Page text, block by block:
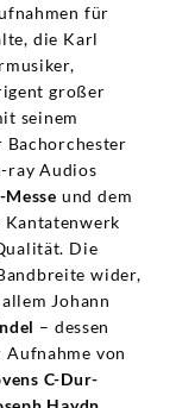
für
die Karl
großer
seinem
Bachorchester
ray Audios
und dem
Kantatenwerk
Die
wider,
Johann
– dessen
Aufnahme von
C-Dur-